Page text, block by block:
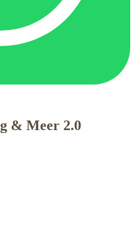
& Meer 2.0